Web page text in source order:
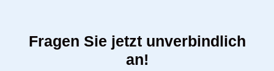
Fragen Sie jetzt unverbindlich
an!